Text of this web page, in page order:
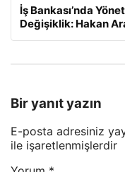
İş Bankası’nda
Değişiklik: Hakan
Bir yanıt yazın
E-posta adresiniz
ile işaretlenmişlerdir